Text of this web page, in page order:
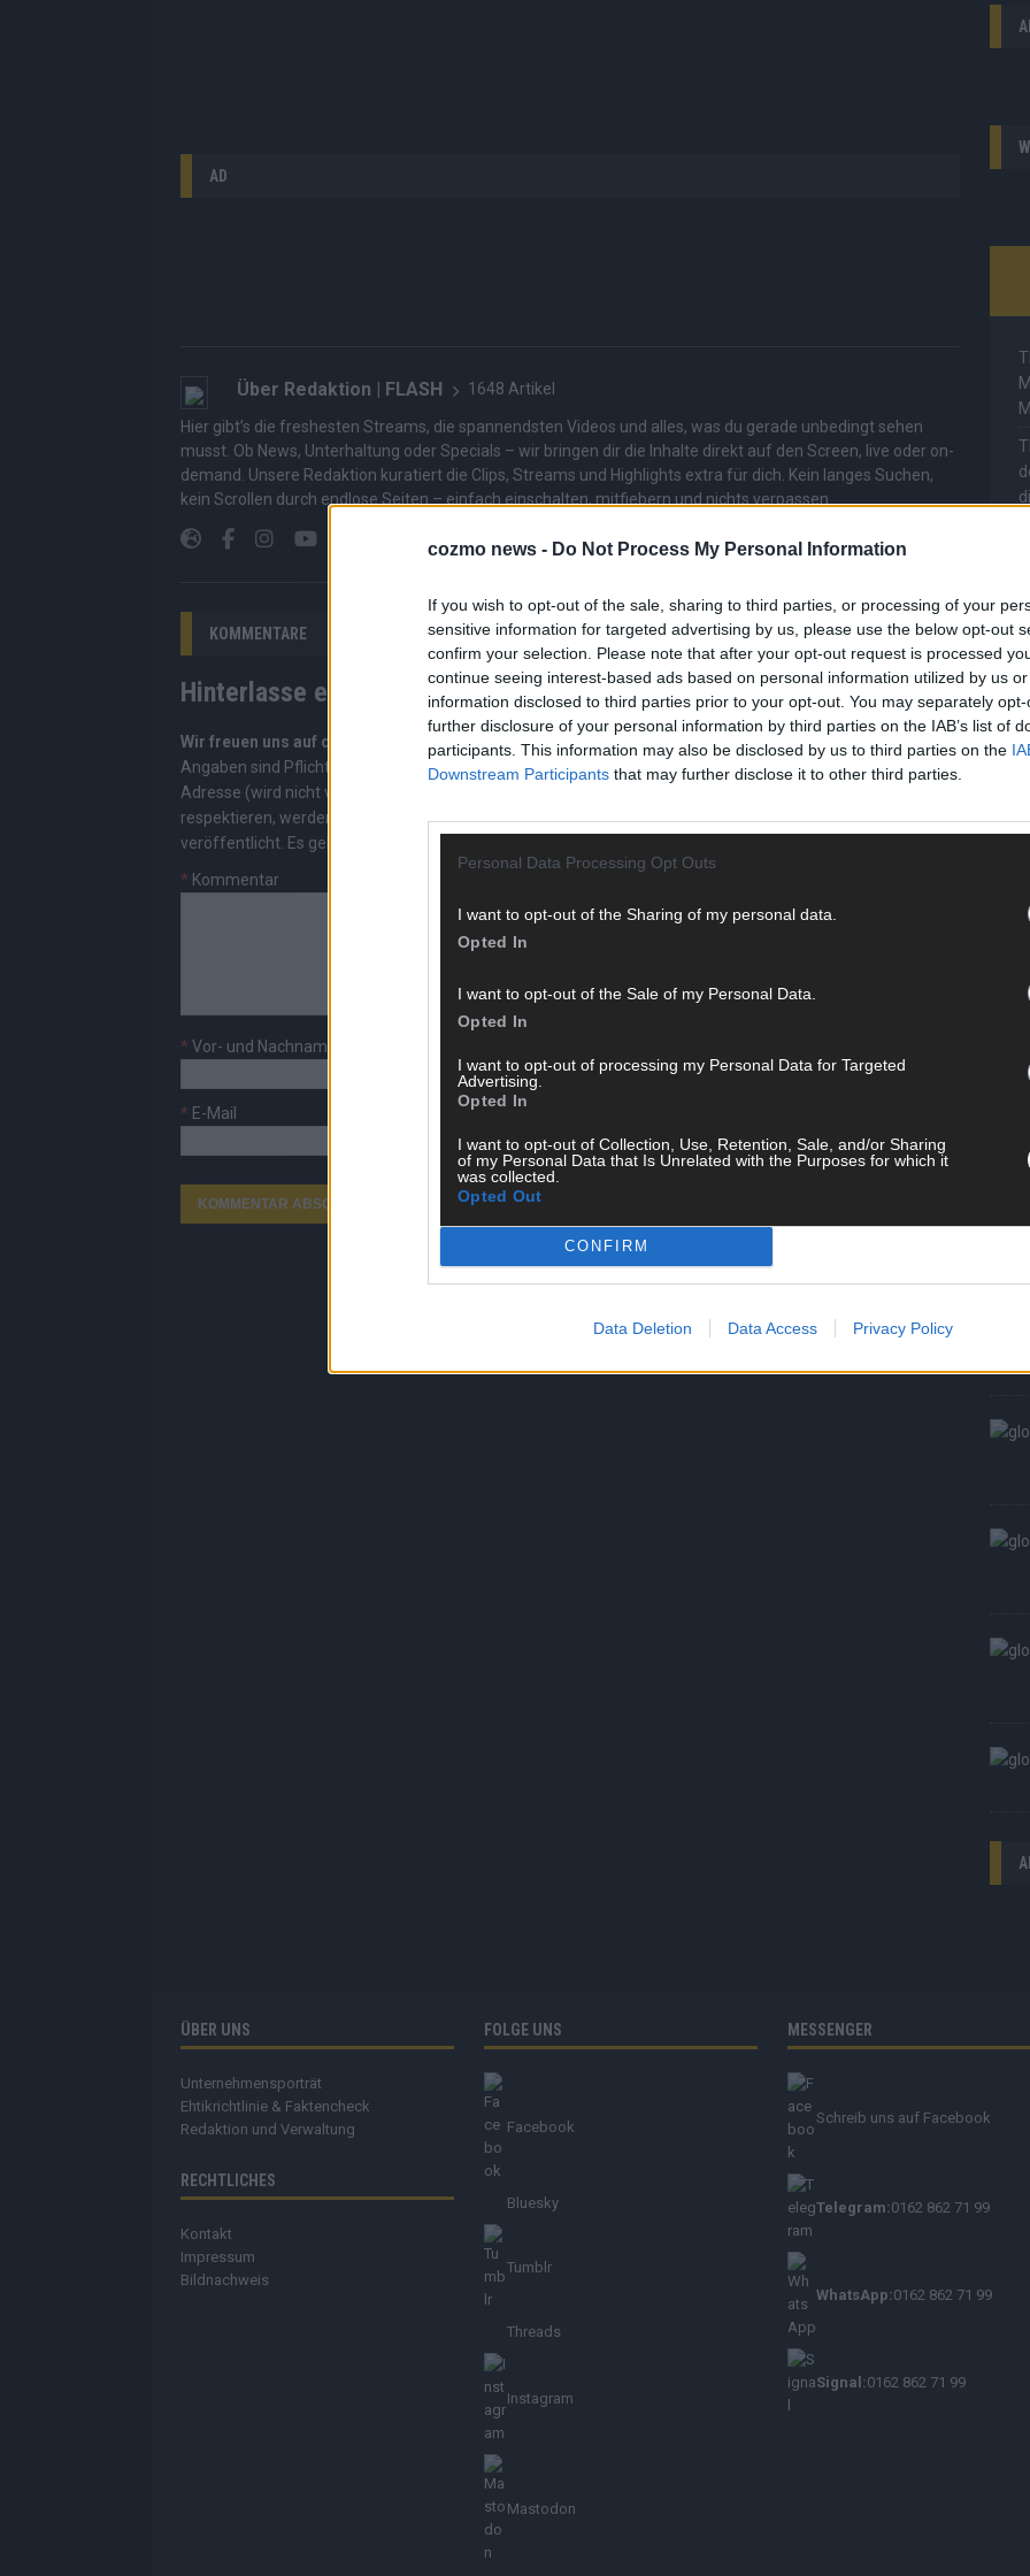
cozmo news - Do Not Process My Personal Information
If you wish to opt-out of the sale, sharing to third parties, or processing of your
sensitive information for targeted advertising by us, please use the below opt-out
confirm your selection. Please note that after your opt-out request is processed
continue seeing interest-based ads based on personal information utilized by us
information disclosed to third parties prior to your opt-out. You may separately
further disclosure of your personal information by third parties on the IAB’s list of
participants. This information may also be disclosed by us to third parties on the
Downstream Participants that may further disclose it to other third parties.
Personal Data Processing Opt Outs
I want to opt-out of the Sharing of my personal data.
Opted In
I want to opt-out of the Sale of my Personal Data.
Opted In
I want to opt-out of processing my Personal Data for Targeted
Advertising.
Opted In
I want to opt-out of Collection, Use, Retention, Sale, and/or Sharing
of my Personal Data that Is Unrelated with the Purposes for which it
was collected.
Opted Out
CONFIRM
Data Deletion Data Access Privacy Policy
AD
Über Redaktion | FLASH 1648 Artikel
Hier gibt’s die freshesten Streams, die spannendsten Videos und alles, was du gerade unbedingt sehen
musst. Ob News, Unterhaltung oder Specials – wir bringen dir die Inhalte direkt auf den Screen, live oder on-
demand. Unsere Redaktion kuratiert die Clips, Streams und Highlights extra für dich. Kein langes Suchen,
kein Scrollen durch endlose Seiten – einfach einschalten, mitfiebern und nichts verpassen.
KOMMENTARE
Hinterlasse einen Kommentar
Wir freuen uns auf deinen Beitrag!
Diskutiere mit und teile deine Perspektive. Mit * gekennzeichnete
Angaben sind Pflichtfelder. Bitte nutze deinen Klarnamen (Vor- und Nachname) und eine gültige E-Mail-
Adresse (wird nicht veröffentlicht). Wir prüfen jeden Kommentar kurz. Beiträge, die unsere
respektieren, werden freigeschaltet; Hassrede, Beleidigungen, Hetze, Spam oder Werbung werden nicht
veröffentlicht. Es gelten unsere
* Kommentar
* Vor- und Nachname
* E-Mail
ÜBER UNS
Unternehmensporträt
Ehtikrichtlinie & Faktencheck
Redaktion und Verwaltung
RECHTLICHES
Kontakt
Impressum
Bildnachweis
FOLGE UNS
Facebook
Bluesky
Tumblr
Threads
Instagram
Mastodon
MESSENGER
Schreib uns auf Facebook
Telegram:0162 862 71 99
WhatsApp:0162 862 71 99
Signal:0162 862 71 99